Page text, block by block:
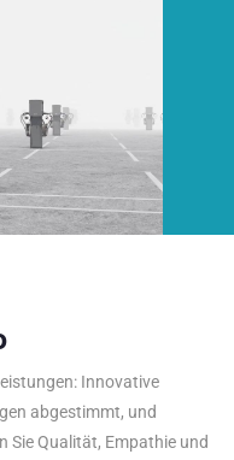
Innovative
abgestimmt, und
Sie Qualität, Empathie und